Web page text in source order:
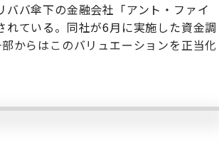
バ傘下の金融会社「アント・ファイ
ている。同社が6月に実施した資金調
からはこのバリュエーションを正当化